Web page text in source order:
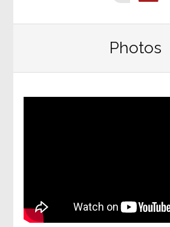
Photos